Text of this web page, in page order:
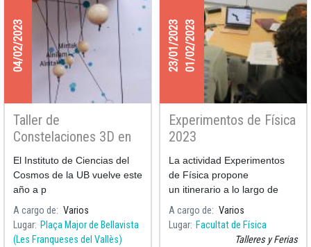
04/02/2023
Taller de
Constelaciones 3D en
la Biblioteca Municipal
de Bellavista
El Instituto de Ciencias del
Cosmos de la UB vuelve este
año a p
A cargo de
Varios
Lugar Plaça Major de Bellavista
(Les Franqueses del Vallès)
23/01/202301/02/2023
Experimentos de Física
2023
La actividad Experimentos
de Física propone
un itinerario a lo largo de
diversos ámbitos de la Física
realitzado a través de
diversos experimentos
A cargo de
Varios
Lugar Facultat de Física
Talleres y Ferias